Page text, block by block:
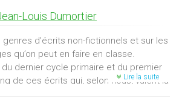
Louis Dumortier
d’écrits non-fictionnels et sur les
qu’on peut en faire en classe.
dernier cycle primaire et du premier
de ces écrits qui, selon nous, valent la
Lire la suite